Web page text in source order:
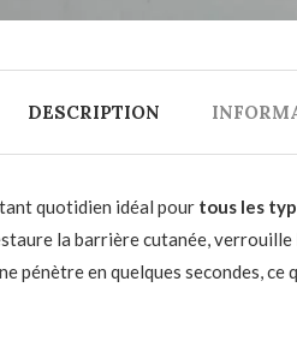
DESCRIPTION
quotidien idéal pour tous les
la barrière cutanée,
pénètre en quelques secondes, ce